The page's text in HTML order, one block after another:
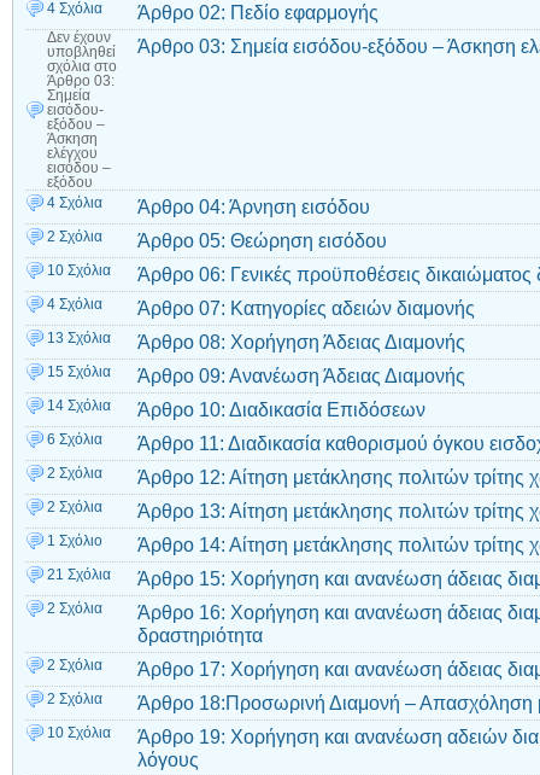
4 Σχόλια Άρθρο 02: Πεδίο εφαρμογής
Δεν έχουν
υποβληθεί
σχόλια στο
Άρθρο 03:
Σημεία
εισόδου-
εξόδου –
Άσκηση
ελέγχου
εισόδου –
εξόδου
Άρθρο 03: Σημεία εισόδου-εξόδου – Άσκηση
4 Σχόλια Άρθρο 04: Άρνηση εισόδου
2 Σχόλια Άρθρο 05: Θεώρηση εισόδου
10 Σχόλια Άρθρο 06: Γενικές προϋποθέσεις δικαιώματος
4 Σχόλια Άρθρο 07: Κατηγορίες αδειών διαμονής
13 Σχόλια Άρθρο 08: Χορήγηση Άδειας Διαμονής
15 Σχόλια Άρθρο 09: Ανανέωση Άδειας Διαμονής
14 Σχόλια Άρθρο 10: Διαδικασία Επιδόσεων
6 Σχόλια Άρθρο 11: Διαδικασία καθορισμού όγκου
2 Σχόλια Άρθρο 12: Αίτηση μετάκλησης πολιτών τρίτης
2 Σχόλια Άρθρο 13: Αίτηση μετάκλησης πολιτών τρίτης
1 Σχόλιο Άρθρο 14: Αίτηση μετάκλησης πολιτών τρίτης
21 Σχόλια Άρθρο 15: Χορήγηση και ανανέωση άδειας
2 Σχόλια
Άρθρο 16: Χορήγηση και ανανέωση άδειας
δραστηριότητα
2 Σχόλια Άρθρο 17: Χορήγηση και ανανέωση άδειας
2 Σχόλια Άρθρο 18:Προσωρινή Διαμονή – Απασχόληση
10 Σχόλια
Άρθρο 19: Χορήγηση και ανανέωση αδειών
λόγους